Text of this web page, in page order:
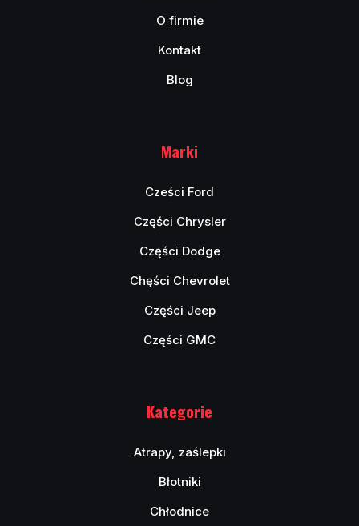
O firmie
Kontakt
Blog
Marki
Cześci Ford
Części Chrysler
Części Dodge
Chęści Chevrolet
Części Jeep
Części GMC
Kategorie
Atrapy, zaślepki
Błotniki
Chłodnice